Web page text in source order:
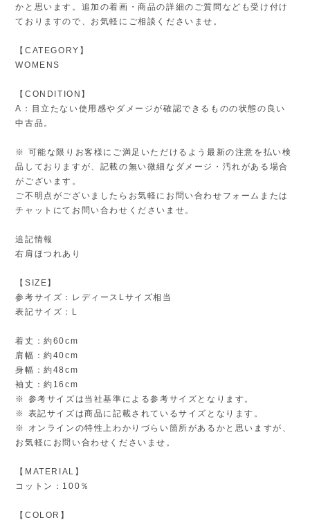
かと思います。追加の着画・商品の詳細のご質問なども受け付け
ておりますので、お気軽にご相談くださいませ。
【CATEGORY】
WOMENS
【CONDITION】
A：目立たない使用感やダメージが確認できるものの状態の良い
中古品。
※ 可能な限りお客様にご満足いただけるよう最新の注意を払い検
品しておりますが、記載の無い微細なダメージ・汚れがある場合
がございます。
ご不明点がございましたらお気軽にお問い合わせフォームまたは
チャットにてお問い合わせくださいませ。
追記情報
右肩ほつれあり
【SIZE】
参考サイズ：レディースLサイズ相当
表記サイズ：L
着丈：約60cm
肩幅：約40cm
身幅：約48cm
袖丈：約16cm
※ 参考サイズは当社基準による参考サイズとなります。
※ 表記サイズは商品に記載されているサイズとなります。
※ オンラインの特性上わかりづらい箇所があるかと思いますが、
お気軽にお問い合わせくださいませ。
【MATERIAL】
コットン：100％
【COLOR】